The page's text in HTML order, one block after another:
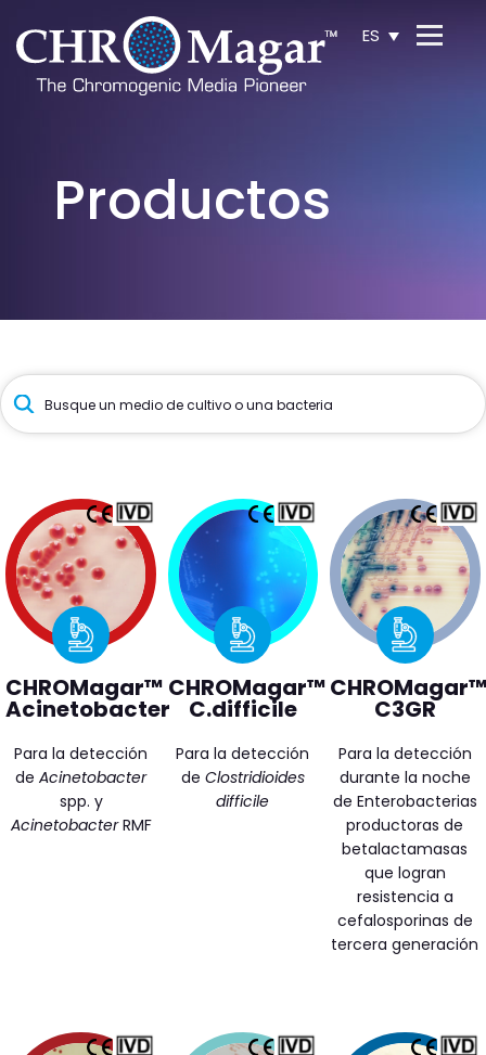
ES
Búsqueda
de
productos
CHROMagar™
Acinetobacter
Para la detección
deAcinetobacter
spp. y
AcinetobacterRMF
CHROMagar™
C.difficile
Para la detección
de Clostridioides
difficile
C3GR
Para la detección
durante la noche
de Enterobacterias
productoras de
betalactamasas
que logran
resistencia a
cefalosporinas de
tercera generación